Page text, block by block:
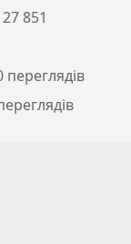
851
переглядів